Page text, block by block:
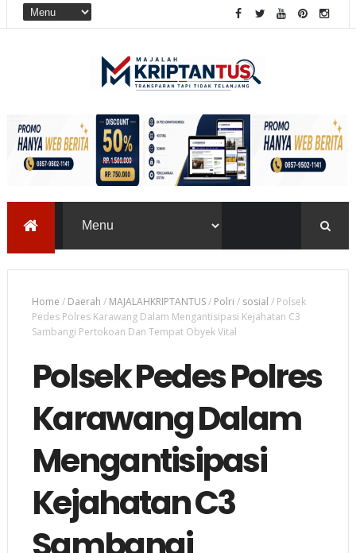
Home / Daerah / MAJALAHKRIPTANTUS/ Polri / sosial / Polsek
Pedes Polres Karawang Dalam Mengantisipasi Kejahatan C3
Sambangi Pertokoan Dan Tempat Obyek Vital
Polsek Pedes Polres
Karawang Dalam
Mengantisipasi
Kejahatan C3